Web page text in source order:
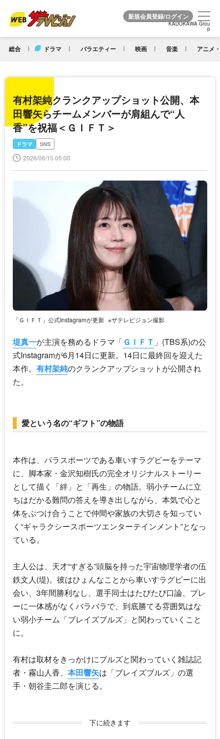
KADOKAWA Grou
p
総合 ドラマ バラエティー 映画 音楽 アニメ
KADOKAWA Grou
p
有村架純クランクアップショット公開、本
田響矢らチームメンバーが肩組んで“人
香”を祝福＜ＧＩＦＴ＞
ドラマ SNS
2026/06/15 05:00
「ＧＩＦＴ」公式Instagramが更新 ※ザテレビジョン撮影
堤真一が主演を務めるドラマ「ＧＩＦＴ 」(TBS系)の公
式Instagramが6月14日に更新。14日に最終回を迎えた
本作。 有村架純のクランクアップショットが公開され
た。
愛という名の“ギフト”の物語
本作は、パラスポーツである車いすラグビーをテーマ
に、脚本家・金沢知樹氏の完全オリジナルストーリー
として描く「絆」と「再生」の物語。弱小チームに立
ちはだかる難問の答えを導き出しながら、本気で心と
体をぶつけ合うことで仲間や家族の大切さを知ってい
く“ギャラクシースポーツエンターテインメント”となっ
ている。
主人公は、天才“すぎる”頭脳を持った宇宙物理学者の伍
鉄文人(堤)。彼はひょんなことから車いすラグビーに出
会い、3年間勝利なし、選手同士はたびたび口論、プレ
ーに一体感がなくバラバラで、到底勝てる雰囲気はな
い弱小チーム「ブレイズブルズ」と関わっていくこと
に。
有村は取材をきっかけにブルズと関わっていく雑誌記
者・霧山人香、 本田響矢は「ブレイズブルズ」の選
手・朝谷圭二郎を演じる。
下に続きます